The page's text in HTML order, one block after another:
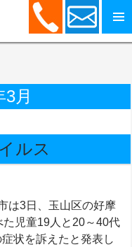
月
ルス
は3日、玉山区の好摩
児童19人と20～40代
状を訴えたと発表し